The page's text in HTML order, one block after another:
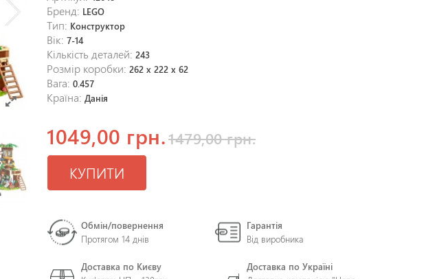
Бренд: LEGO
Тип: Конструктор
Вік:7-14
Кількість деталей:243
Розмір коробки:262 x 222 x 62
Вага:0.457
Країна:Данія
1049,00 грн.1479,00 грн.
КУПИТИ
Обмін/повернення
Протягом 14 днів
Гарантія
Від виробника
Доставка по Києву
Доставка по Україні